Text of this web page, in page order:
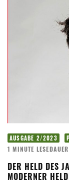
AUSGABE 2/2023
1 MINUTE LESEDAUER
DER HELD DES
MODERNER